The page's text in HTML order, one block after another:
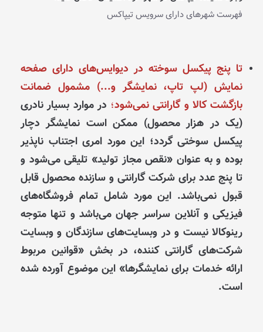
فهرست شهرهای دارای سرویس تیپاکس
تا پنج پیکسل سوخته در دیوایس‌های دارای صفحه
نمایش (لپ تاپ، نمایشگر و...) مشمول ضمانت
بازگشت کالا و گارانتی نمی‌شود؛ در موارد بسیار نادری
(یک در هزار محصول) ممکن است نمایشگر دچار
پیکسل سوختی گردد؛ این مورد امری اجتناب ناپذیر
بوده و به عنوان «نقص مجاز تولید» تلیقی می‌شود و
تا پنج عدد برای شرکت گارانتی و سازنده محصول قابل
قبول نمی‌باشد. این مورد شامل تمام فروشگاه‌های
فیزیکی و آنلاین سراسر جهان می‌باشد و تنها متوجه
رینوکالا نیست و در وبسایت‌های سازندگان و وبسایت
شرکت‌های گارانتی کننده، در بخش «قوانین مربوط
ارائه خدمات برای نمایشگرها» این موضوع آورده شده
است.